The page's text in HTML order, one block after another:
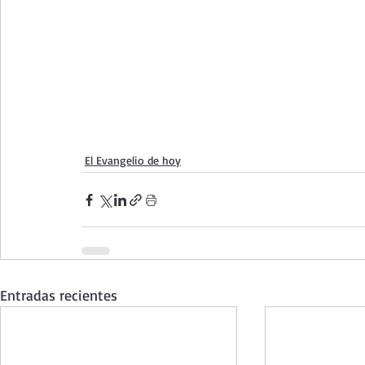
El Evangelio de hoy
Entradas recientes